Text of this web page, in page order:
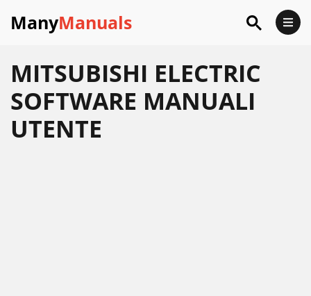
ManyManuals
MITSUBISHI ELECTRIC
SOFTWARE MANUALI
UTENTE